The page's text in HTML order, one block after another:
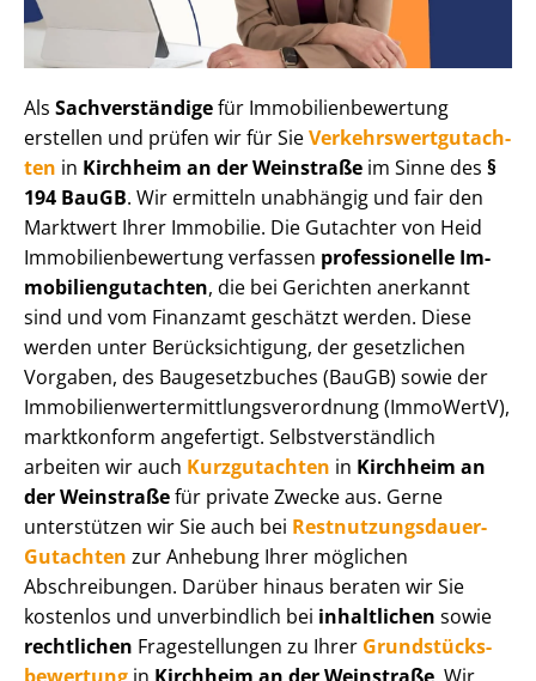
Als Sachverständigefür Im­mo­bi­li­en­be­wer­tung
erstellen und prüfen wir für SieVer­kehrs­wert­gut­ach­
ten in Kirchheim an der Weinstraße im Sinne des §
194 BauGB. Wir ermitteln unabhängig und fair den
Marktwert Ihrer Immobilie. Die Gutachter von Heid
Im­mo­bi­li­en­be­wer­tung verfassen professionelle Im­
mo­bi­li­en­gut­ach­ten, die bei Gerichten anerkannt
sind und vom Finanzamt geschätzt werden. Diese
werden unter Be­rück­sich­ti­gung, der gesetzlichen
Vorgaben, des Baugesetzbuches (BauGB) sowie der
Im­mo­bi­li­en­wert­ermitt­lungs­ver­ord­nung (ImmoWertV),
marktkonform angefertigt. Selbst­ver­ständ­lich
arbeiten wir auch Kurzgutachten in Kirchheim an
der Weinstraßefür private Zwecke aus. Gerne
unterstützen wir Sie auch bei Rest­nut­zungs­dau­er-
Gutachten zur Anhebung Ihrer möglichen
Abschreibungen. Darüber hinaus beraten wir Sie
kostenlos und unverbindlich bei inhaltlichen sowie
rechtlichen Fragestellungen zu Ihrer Grund­stücks­